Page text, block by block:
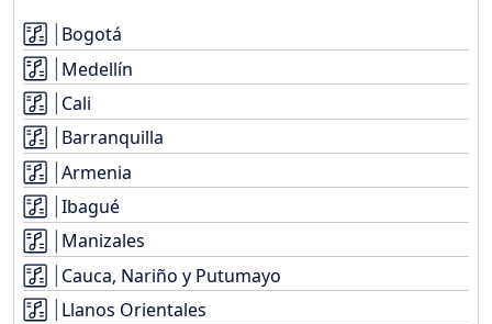
Bogotá
Medellín
Cali
Barranquilla
Armenia
Ibagué
Manizales
Cauca, Nariño y Putumayo
Llanos Orientales